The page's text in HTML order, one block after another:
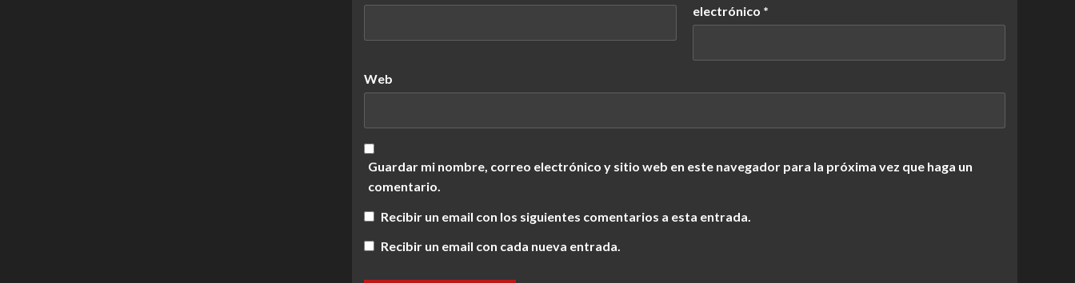
electrónico *
Web
Guardar mi nombre, correo electrónico y sitio web en este navegador para la próxima vez que haga un
comentario.
Recibir un email con los siguientes comentarios a esta entrada.
Recibir un email con cada nueva entrada.